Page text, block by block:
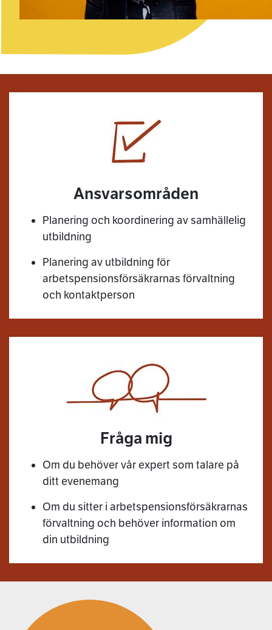
Ansvarsområden
Planering och koordinering av samhällelig
utbildning
Planering av utbildning för
arbetspensionsförsäkrarnas förvaltning
och kontaktperson
Fråga mig
Om du behöver vår expert som talare på
ditt evenemang
Om du sitter i arbetspensionsförsäkrarnas
förvaltning och behöver information om
din utbildning